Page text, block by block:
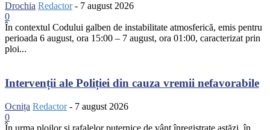
Drochia Redactor - 7 august 2026
0
În contextul Codului galben de instabilitate atmosferică, emis pentru
perioada 6 august, ora 15:00 – 7 august, ora 01:00, caracterizat prin
ploi...
Intervenții ale Poliției din cauza vremii nefavorabile
Ocnița Redactor - 7 august 2026
0
În urma ploilor și rafalelor puternice de vânt înregistrate astăzi, în